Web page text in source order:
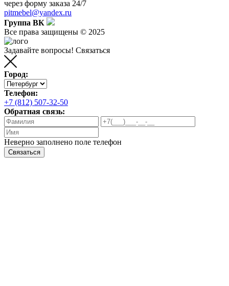
через форму заказа 24/7
pitmebel@yandex.ru
Группа ВК
Все права защищены © 2025
Задавайте вопросы! Связаться
Город:
Телефон:
+7 (812) 507-32-50
Обратная связь:
Неверно заполнено поле телефон
Связаться